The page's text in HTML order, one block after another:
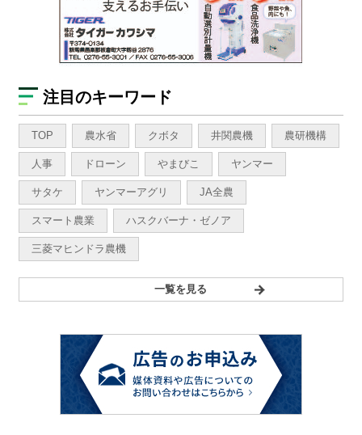
注目のキーワード
TOP 農水省 クボタ 井関農機 農研機構
人事 ドローン やまびこ ヤンマー
サタケ ヤンマーアグリ JA全農
スマート農業 ハスクバーナ・ゼノア
三菱マヒンドラ農機
一覧を見る